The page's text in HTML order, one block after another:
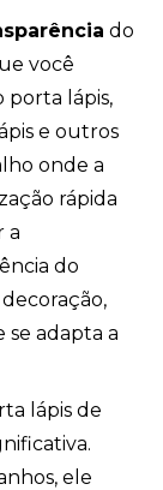
do
você
porta lápis,
e outros
onde a
rápida
a
do
adapta a
lápis de
ele